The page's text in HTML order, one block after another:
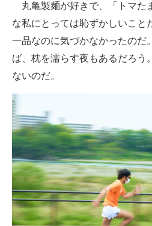
丸亀製麺が好きで、「トマた
な私にとっては恥ずかしいこと
一品なのに気づかなかったのだ
ば、枕を濡らす夜もあるだろう
ないのだ。